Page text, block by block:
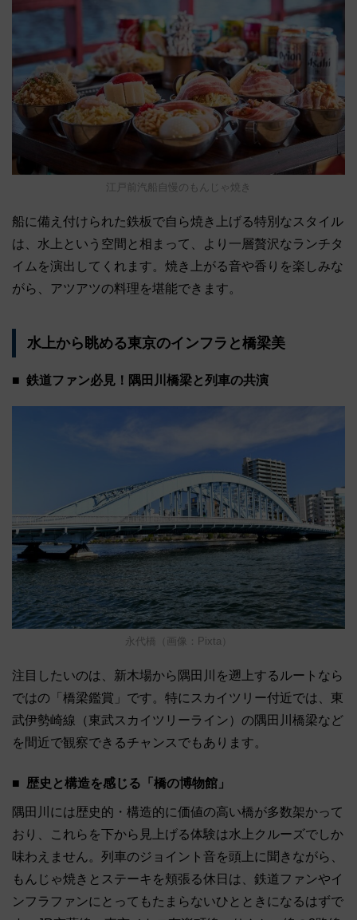
江戸前汽船自慢のもんじゃ焼き
船に備え付けられた鉄板で自ら焼き上げる特別なスタイル
は、水上という空間と相まって、より一層贅沢なランチタ
イムを演出してくれます。焼き上がる音や香りを楽しみな
がら、アツアツの料理を堪能できます。
水上から眺める東京のインフラと橋梁美
鉄道ファン必見！隅田川橋梁と列車の共演
永代橋（画像：Pixta）
注目したいのは、新木場から隅田川を遡上するルートなら
ではの「橋梁鑑賞」です。特にスカイツリー付近では、東
武伊勢崎線（東武スカイツリーライン）の隅田川橋梁など
を間近で観察できるチャンスでもあります。
歴史と構造を感じる「橋の博物館」
隅田川には歴史的・構造的に価値の高い橋が多数架かって
おり、これらを下から見上げる体験は水上クルーズでしか
味わえません。列車のジョイント音を頭上に聞きながら、
もんじゃ焼きとステーキを頬張る休日は、鉄道ファンやイ
ンフラファンにとってもたまらないひとときになるはずで